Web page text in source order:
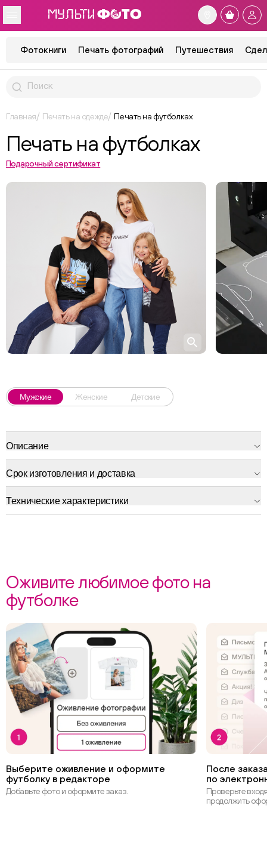
Фотокниги Печать фотографий Путешествия
Главная Печать на одежде Печать на футболках
Печать на футболках
Подарочный сертификат
Мужские Женские Детские
Описание
Срок изготовления и доставка
Технические характеристики
Оживите любимое фото на
футболке
Выберите оживление и оформите
футболку в редакторе
Добавьте фото и оформите заказ.
После
по
Проверьте
продолжить